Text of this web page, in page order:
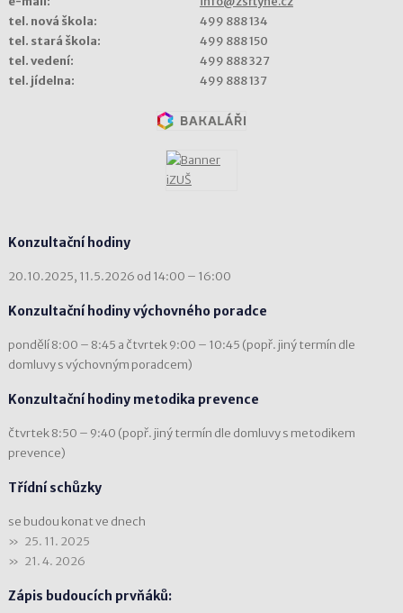
tel. nová škola:
499 888 134
tel. stará škola:
499 888 150
tel. vedení:
499 888 327
tel. jídelna:
499 888 137
Konzultační hodiny
20.10.2025, 11.5.2026 od 14:00 – 16:00
Konzultační hodiny výchovného poradce
pondělí 8:00 – 8:45 a čtvrtek 9:00 – 10:45 (popř. jiný termín dle
domluvy s výchovným poradcem)
Konzultační hodiny metodika prevence
čtvrtek 8:50 – 9:40 (popř. jiný termín dle domluvy s metodikem
prevence)
Třídní schůzky
se budou konat ve dnech
25. 11. 2025
21. 4. 2026
Zápis budoucích prvňáků: